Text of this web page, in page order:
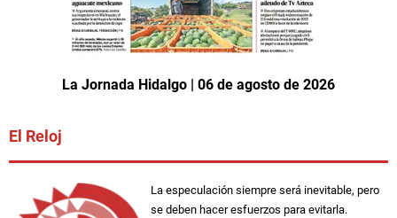
La Jornada Hidalgo | 06 de agosto de 2026
El Reloj
La especulación siempre será inevitable, pero
se deben hacer esfuerzos para evitarla.